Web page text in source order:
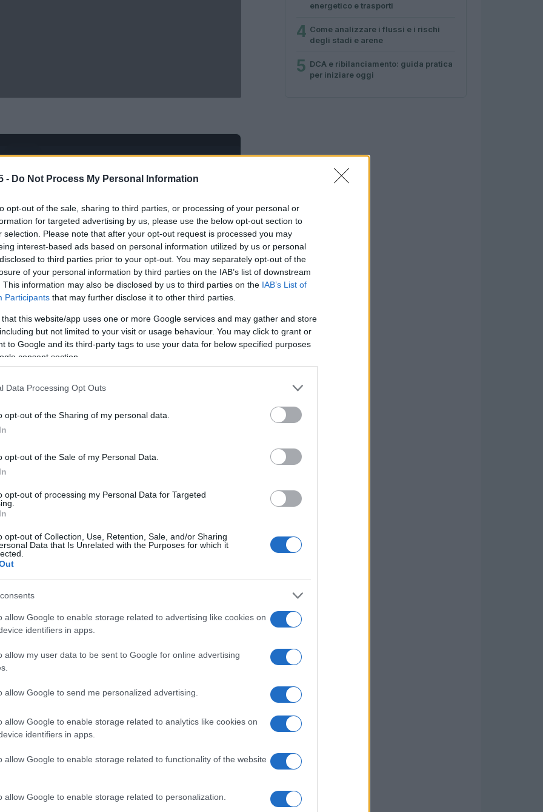
- Do Not Process My Personal Information
opt-out of the sale, sharing to third parties, or processing of your personal or
for targeted advertising by us, please use the below opt-out section to
selection. Please note that after your opt-out request is processed you may
interest-based ads based on personal information utilized by us or personal
to third parties prior to your opt-out. You may separately opt-out of the
of your personal information by third parties on the IAB’s list of downstream
This information may also be disclosed by us to third parties on the IAB’s List of
Participants that may further disclose it to other third parties.
that this website/app uses one or more Google services and may gather and store
but not limited to your visit or usage behaviour. You may click to grant or
to Google and its third-party tags to use your data for below specified purposes
consent section.
Data Processing Opt Outs
opt-out of the Sharing of my personal data.
opt-out of the Sale of my Personal Data.
opt-out of processing my Personal Data for Targeted
opt-out of Collection, Use, Retention, Sale, and/or Sharing
Data that Is Unrelated with the Purposes for which it
allow Google to enable storage related to advertising like cookies on
identifiers in apps.
allow my user data to be sent to Google for online advertising
allow Google to send me personalized advertising.
allow Google to enable storage related to analytics like cookies on
identifiers in apps.
allow Google to enable storage related to functionality of the website
allow Google to enable storage related to personalization.
ad alto rendimento
in un motore di ricerca, ci si imbatte in una
stratosferici. Tuttavia, chi si avvicina a
che gli investimenti con rendimento elevato
approcciare questa tematica con
le decisioni siano basate su dati concreti e
ad alto rendimento
scelta di strumenti, dai mercati
di investimento. Ogni tipo di
rischio e rendimento. Ad esempio, le azioni
sono soggette a fluttuazioni di mercato che
fondamentale, quindi, comprendere il
energetico e trasporti
4 Come analizzare i flussi e i rischi
degli stadi e arene
5 DCA e ribilanciamento: guida pratica
per iniziare oggi